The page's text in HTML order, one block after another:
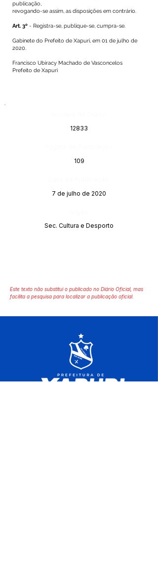
publicação,
revogando-se assim, as disposições em contrário.
Art. 3º - Registra-se, publique-se, cumpra-se.
Gabinete do Prefeito de Xapuri, em 01 de julho de
2020.
Francisco Ubiracy Machado de Vasconcelos
Prefeito de Xapuri
12833
109
7 de julho de 2020
Sec. Cultura e Desporto
Este texto não substitui o publicado no Diário Oficial, mas
facilita a pesquisa para localizar a publicação oficial.